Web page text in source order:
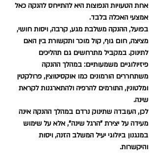
אחת הטעויות הנפוצות היא להתייחס להנקה כאל
אמצעי האכלה בלבד.
בפועל, ההנקה משלבת מגע, קרבה, ויסות חושי,
מציצה, חום גוף, קול מוכר ותקשורת בין האם
לתינוק. במקביל מתרחשים גם תהליכים
פיזיולוגיים משמעותיים: במהלך ההנקה
משתחררים הורמונים כמו אוקסיטוצין, פרולקטין
ומלטונין, התורמים להרפיה ולהתארגנות לקראת
שינה.
לכן, העובדה שתינוק נרדם במהלך ההנקה אינה
מעידה על יצירת "הרגל שינה", אלא על שימוש
במנגנון ביולוגי יעיל המשלב הזנה, ויסות
והיקשרות.